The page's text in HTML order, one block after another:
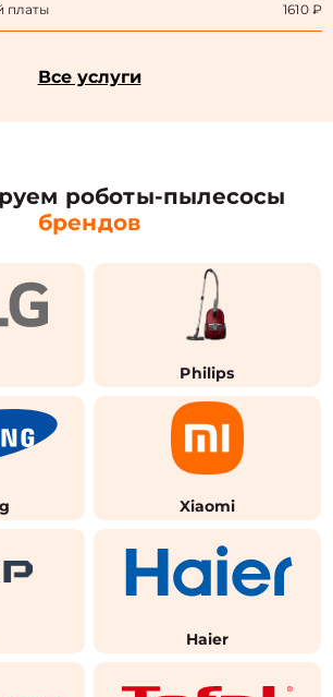
платы 1610 ₽
Все услуги
роботы-пылесосы
брендов
Philips
Xiaomi
Haier